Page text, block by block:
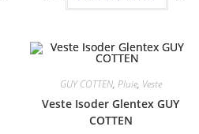
GUY COTTEN, Pluie, Veste
Veste Isoder Glentex GUY
COTTEN